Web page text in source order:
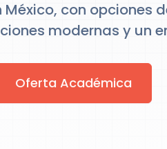
con opciones
modernas y un
Oferta Académica